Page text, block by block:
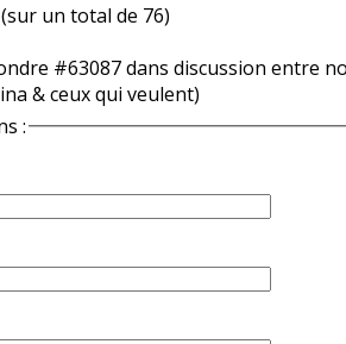
un total de 76)
#63087 dans discussion entre
& ceux qui veulent)
: